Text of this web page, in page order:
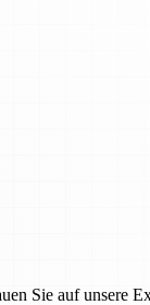
Sie auf unsere